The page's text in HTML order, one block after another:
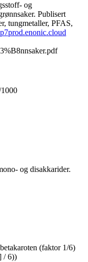
og
Publisert
tungmetaller, PFAS,
og disakkarider.
(faktor 1/6)
/ 6))